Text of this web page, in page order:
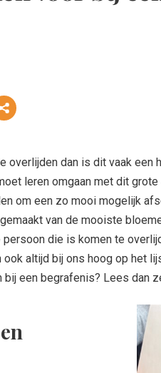
overlijden dan is dit vaak een
leren omgaan met dit
om een zo mooi mogelijk
van de mooiste
die is komen te
altijd bij ons hoog op het
een begrafenis? Lees dan